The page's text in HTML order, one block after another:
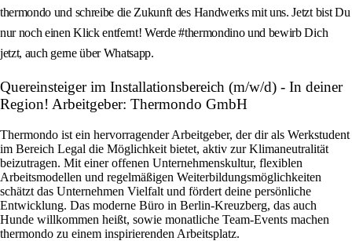
thermondo und schreibe die Zukunft des Handwerks mit uns. Jetzt bist Du
nur noch einen Klick entfernt! Werde #thermondino und bewirb Dich
jetzt, auch gerne über Whatsapp.
Quereinsteiger im Installationsbereich (m/w/d) - In deiner
Region! Arbeitgeber: Thermondo GmbH
Thermondo ist ein hervorragender Arbeitgeber, der dir als Werkstudent
im Bereich Legal die Möglichkeit bietet, aktiv zur Klimaneutralität
beizutragen. Mit einer offenen Unternehmenskultur, flexiblen
Arbeitsmodellen und regelmäßigen Weiterbildungsmöglichkeiten
schätzt das Unternehmen Vielfalt und fördert deine persönliche
Entwicklung. Das moderne Büro in Berlin-Kreuzberg, das auch
Hunde willkommen heißt, sowie monatliche Team-Events machen
thermondo zu einem inspirierenden Arbeitsplatz.